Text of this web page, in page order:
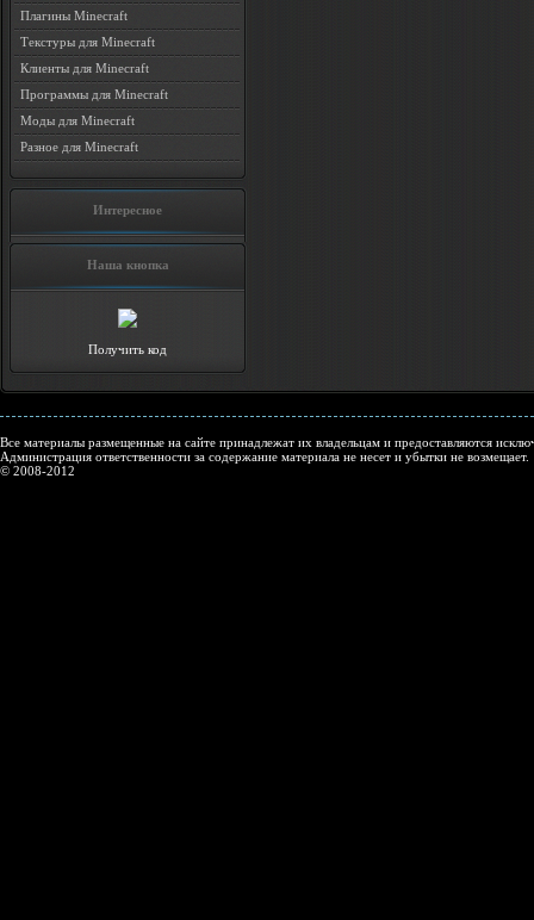
Плагины Minecraft
Текстуры для Minecraft
Клиенты для Minecraft
Программы для Minecraft
Моды для Minecraft
Разное для Minecraft
Интересное
Наша кнопка
Получить код
Все материалы размещенные на сайте принадлежат их владельцам и предоставляются
Администрация ответственности за содержание материала не несет и убытки не возмещает.
© 2008-2012